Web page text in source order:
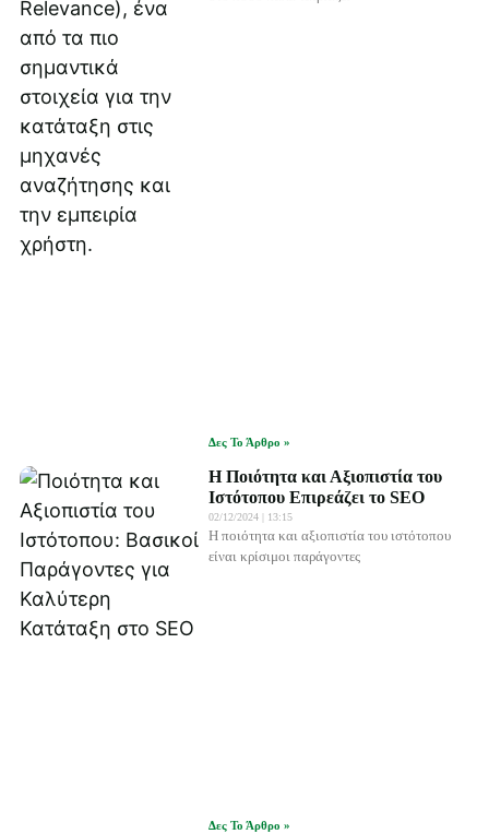
Δες Το Άρθρο »
Η Ποιότητα και Αξιοπιστία του
Ιστότοπου Επιρεάζει το SEO
02/12/2024 13:15
Η ποιότητα και αξιοπιστία του ιστότοπου
είναι κρίσιμοι παράγοντες
Δες Το Άρθρο »